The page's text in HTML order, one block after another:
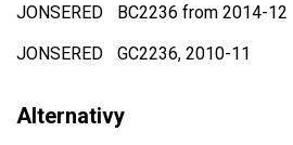
VARI multifunkční nosiče
Vertikutátory
JONSERED
BC2236 from 2014-12
JONSERED
GC2236, 2010-11
Alternativy